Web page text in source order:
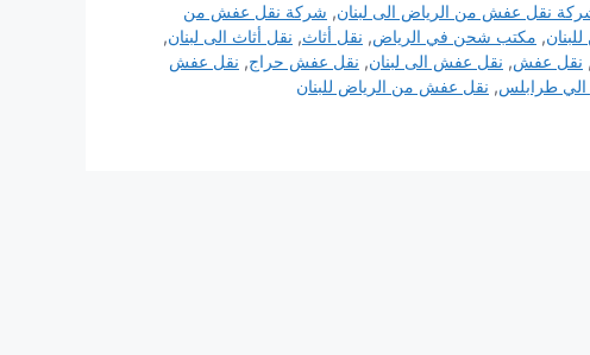
نقل عفش من الرياض الى لبنان, شركة نقل عفش من
, مكتب شحن في الرياض, نقل أثاث, نقل أثاث الى لبنان,
, نقل عفش, نقل عفش الى لبنان, نقل عفش حراج, نقل عفش
طرابلس, نقل عفش من الرياض للبنان